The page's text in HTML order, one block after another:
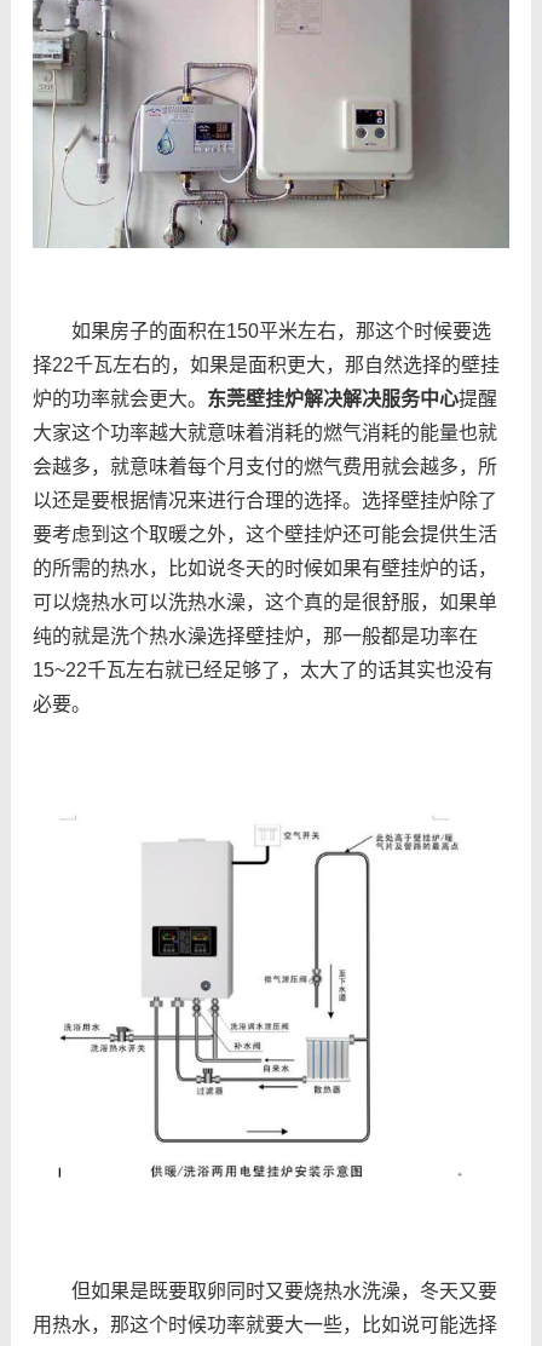
如果房子的面积在150平米左右，那这个时候要选
择22千瓦左右的，如果是面积更大，那自然选择的壁挂
炉的功率就会更大。 东莞壁挂炉解决解决服务中心提醒
大家这个功率越大就意味着消耗的燃气消耗的能量也就
会越多，就意味着每个月支付的燃气费用就会越多，所
以还是要根据情况来进行合理的选择。选择壁挂炉除了
要考虑到这个取暖之外，这个壁挂炉还可能会提供生活
的所需的热水，比如说冬天的时候如果有壁挂炉的话，
可以烧热水可以洗热水澡，这个真的是很舒服，如果单
纯的就是洗个热水澡选择壁挂炉，那一般都是功率在
15~22千瓦左右就已经足够了，太大了的话其实也没有
必要。
但如果是既要取卵同时又要烧热水洗澡，冬天又要
用热水，那这个时候功率就要大一些，比如说可能选择